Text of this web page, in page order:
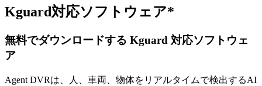
Kguard対応ソフトウェア*
無料でダウンロードする Kguard 対応ソフトウェ
ア
Agent DVRは、人、車両、物体をリアルタイムで検出するAI